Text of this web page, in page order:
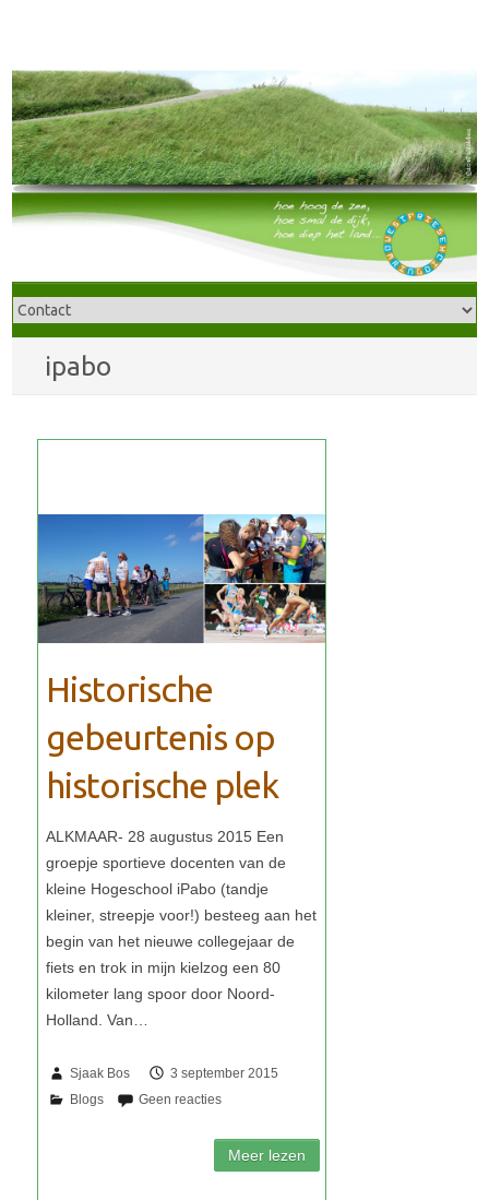
ipabo
Historische
gebeurtenis op
historische plek
Sjaak Bos 3 september 2015